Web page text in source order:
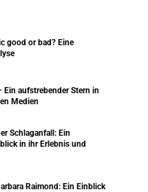
good or bad? Eine
Ein aufstrebender Stern in
Medien
Schlaganfall: Ein
in ihr Erlebnis und
Raimond: Ein Einblick